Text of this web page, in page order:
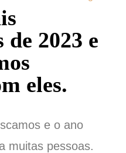
2023 e
eles.
e o ano
muitas pessoas.